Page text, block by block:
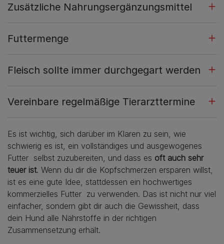
Zusätzliche Nahrungsergänzungsmittel
Futtermenge
Fleisch sollte immer durchgegart werden
Vereinbare regelmäßige Tierarzttermine
Es ist wichtig, sich darüber im Klaren zu sein, wie
schwierig es ist, ein vollständiges und ausgewogenes
Futter selbst zuzubereiten, und dass es oft auch sehr
teuer ist. Wenn du dir die Kopfschmerzen ersparen willst,
ist es eine gute Idee, stattdessen ein hochwertiges
kommerzielles Futter zu verwenden. Das ist nicht nur viel
einfacher, sondern gibt dir auch die Gewissheit, dass
dein Hund alle Nährstoffe in der richtigen
Zusammensetzung erhält.